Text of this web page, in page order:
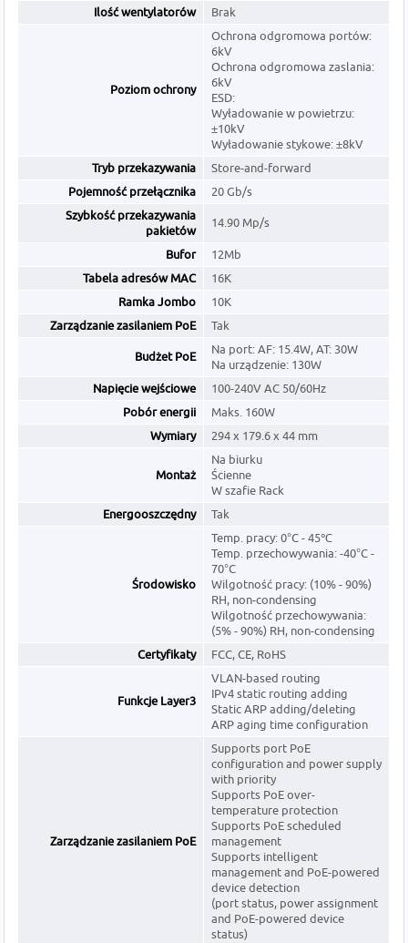
Ilość wentylatorów Brak
Poziom ochrony
Ochrona odgromowa portów:
6kV
Ochrona odgromowa zaslania:
6kV
ESD:
Wyładowanie w powietrzu:
±10kV
Wyładowanie stykowe: ±8kV
Tryb przekazywania
Store-and-forward
Pojemność przełącznika
20 Gb/s
Szybkość przekazywania
pakietów
14.90 Mp/s
Bufor
12Mb
Tabela adresów MAC
16K
Ramka Jombo
10K
Zarządzanie zasilaniem PoE
Tak
Budżet PoE
Na port: AF: 15.4W, AT: 30W
Na urządzenie: 130W
Napięcie wejściowe
100-240V AC 50/60Hz
Pobór energii
Maks. 160W
Wymiary
294 x 179.6 x 44 mm
Montaż
Na biurku
Ścienne
W szafie Rack
Energooszczędny
Tak
Środowisko
Temp. pracy: 0°C - 45℃
Temp. przechowywania: -40°C -
70°C
Wilgotność pracy: (10% - 90%)
RH, non-condensing
Wilgotność przechowywania:
(5% - 90%) RH, non-condensing
Certyfikaty
FCC, CE, RoHS
Funkcje Layer3
VLAN-based routing
IPv4 static routing adding
Static ARP adding/deleting
ARP aging time configuration
Zarządzanie zasilaniem PoE
Supports port PoE
configuration and power supply
with priority
Supports PoE over-
temperature protection
Supports PoE scheduled
management
Supports intelligent
management and PoE-powered
device detection
(port status, power assignment
and PoE-powered device
status)